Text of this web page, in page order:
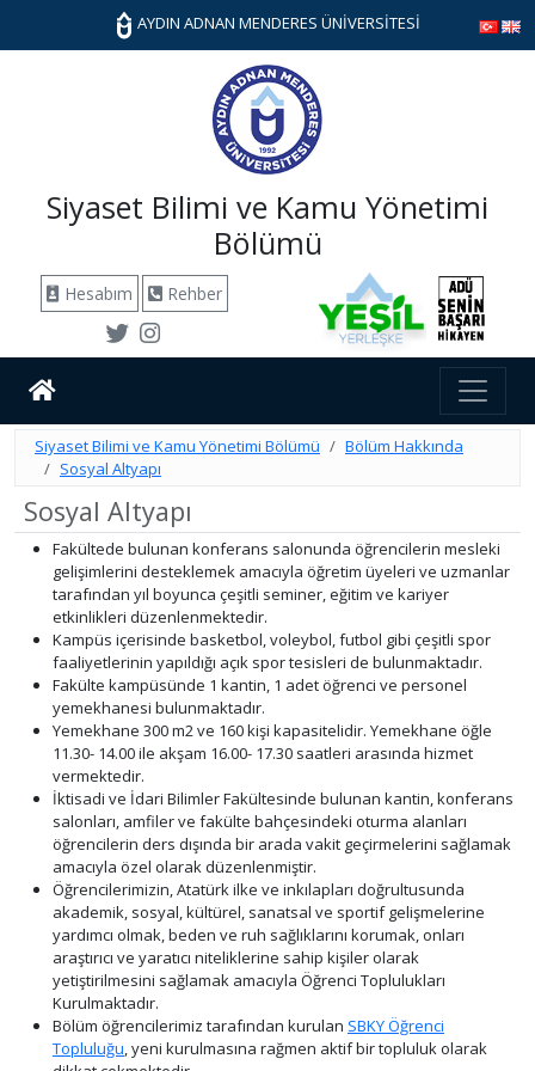
AYDIN ADNAN MENDERES ÜNİVERSİTESİ
Siyaset Bilimi ve Kamu Yönetimi
Bölümü
Hesabım Rehber
Siyaset Bilimi ve Kamu Yönetimi Bölümü
Bölüm Hakkında
Sosyal Altyapı
Sosyal Altyapı
Fakültede bulunan konferans salonunda öğrencilerin mesleki
gelişimlerini desteklemek amacıyla öğretim üyeleri ve uzmanlar
tarafından yıl boyunca çeşitli seminer, eğitim ve kariyer
etkinlikleri düzenlenmektedir.
Kampüs içerisinde basketbol, voleybol, futbol gibi çeşitli spor
faaliyetlerinin yapıldığı açık spor tesisleri de bulunmaktadır.
Fakülte kampüsünde 1 kantin, 1 adet öğrenci ve personel
yemekhanesi bulunmaktadır.
Yemekhane 300 m2 ve 160 kişi kapasitelidir. Yemekhane öğle
11.30- 14.00 ile akşam 16.00- 17.30 saatleri arasında hizmet
vermektedir.
İktisadi ve İdari Bilimler Fakültesinde bulunan kantin, konferans
salonları, amfiler ve fakülte bahçesindeki oturma alanları
öğrencilerin ders dışında bir arada vakit geçirmelerini sağlamak
amacıyla özel olarak düzenlenmiştir.
Öğrencilerimizin, Atatürk ilke ve inkılapları doğrultusunda
akademik, sosyal, kültürel, sanatsal ve sportif gelişmelerine
yardımcı olmak, beden ve ruh sağlıklarını korumak, onları
araştırıcı ve yaratıcı niteliklerine sahip kişiler olarak
yetiştirilmesini sağlamak amacıyla Öğrenci Toplulukları
Kurulmaktadır.
Bölüm öğrencilerimiz tarafından kurulan SBKY Öğrenci
Topluluğu, yeni kurulmasına rağmen aktif bir topluluk olarak